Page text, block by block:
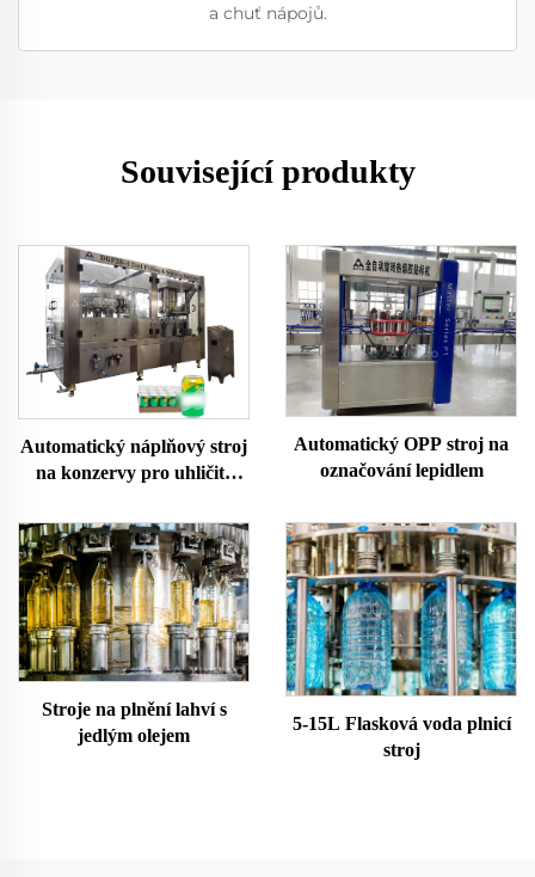
a chuť nápojů.
Související produkty
Automatický náplňový stroj
na konzervy pro uhličité
Automatický OPP stroj na
označování lepidlem
Stroje na plnění lahví s
jedlým olejem
5-15L Flasková voda plnicí
stroj